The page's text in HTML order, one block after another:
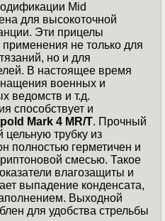
Mid
для высокоточной
Эти прицелы
не только для
но и для
В настоящее время
военных и
ведомств и т.д.
способствует и
Mark 4 MR/T. Прочный
цельную трубку из
полностью герметичен и
смесью. Такое
влагозащиты и
выпадение конденсата,
Выходной
для удобства стрельбы